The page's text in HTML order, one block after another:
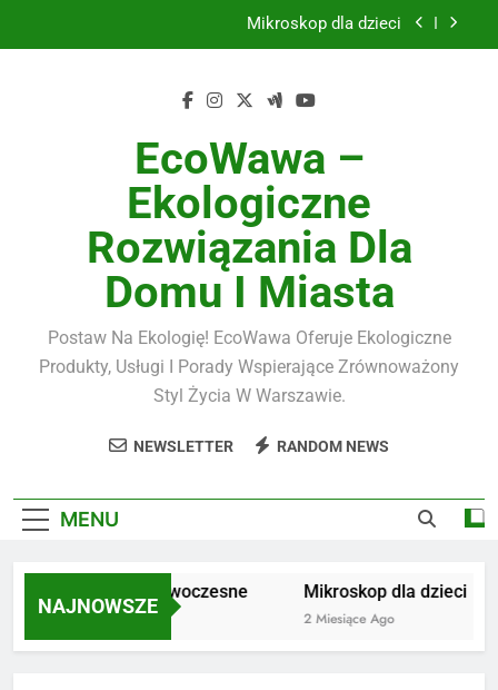
Mikroskop dla dzieci
Dywany nowoczesne
Mikroskop dla dzieci
Szkło hartowane 9H do smartfona komplet
EcoWawa –
Ekologiczne
Rozwiązania Dla
Domu I Miasta
Postaw Na Ekologię! EcoWawa Oferuje Ekologiczne
Produkty, Usługi I Porady Wspierające Zrównoważony
Styl Życia W Warszawie.
NEWSLETTER RANDOM NEWS
MENU
NAJNOWSZE
Dywany nowoczesne
1 Miesiąc Ago
Mikroskop dla dzieci
2 Miesiące Ago